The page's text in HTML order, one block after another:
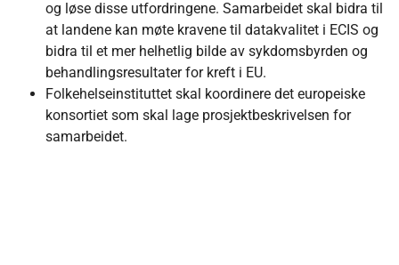
og løse disse utfordringene. Samarbeidet skal bidra til
at landene kan møte kravene til datakvalitet i ECIS og
bidra til et mer helhetlig bilde av sykdomsbyrden og
behandlingsresultater for kreft i EU.
Folkehelseinstituttet skal koordinere det europeiske
konsortiet som skal lage prosjektbeskrivelsen for
samarbeidet.